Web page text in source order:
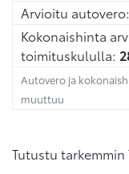
Arvioitu autovero:
Kokonaishinta
toimituskululla:
Autovero ja
muuttuu
Tutustu tarkemmin